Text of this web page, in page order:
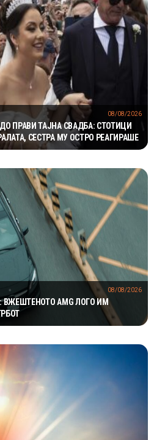
ПРАВИ ТАЈНА СВАДБА: СТОТИЦИ
СЕСТРА МУ ОСТРО РЕАГИРАШЕ
08/08/2026
ВЖЕШТЕНОТО AMG ЛОГО ИМ
08/08/2026